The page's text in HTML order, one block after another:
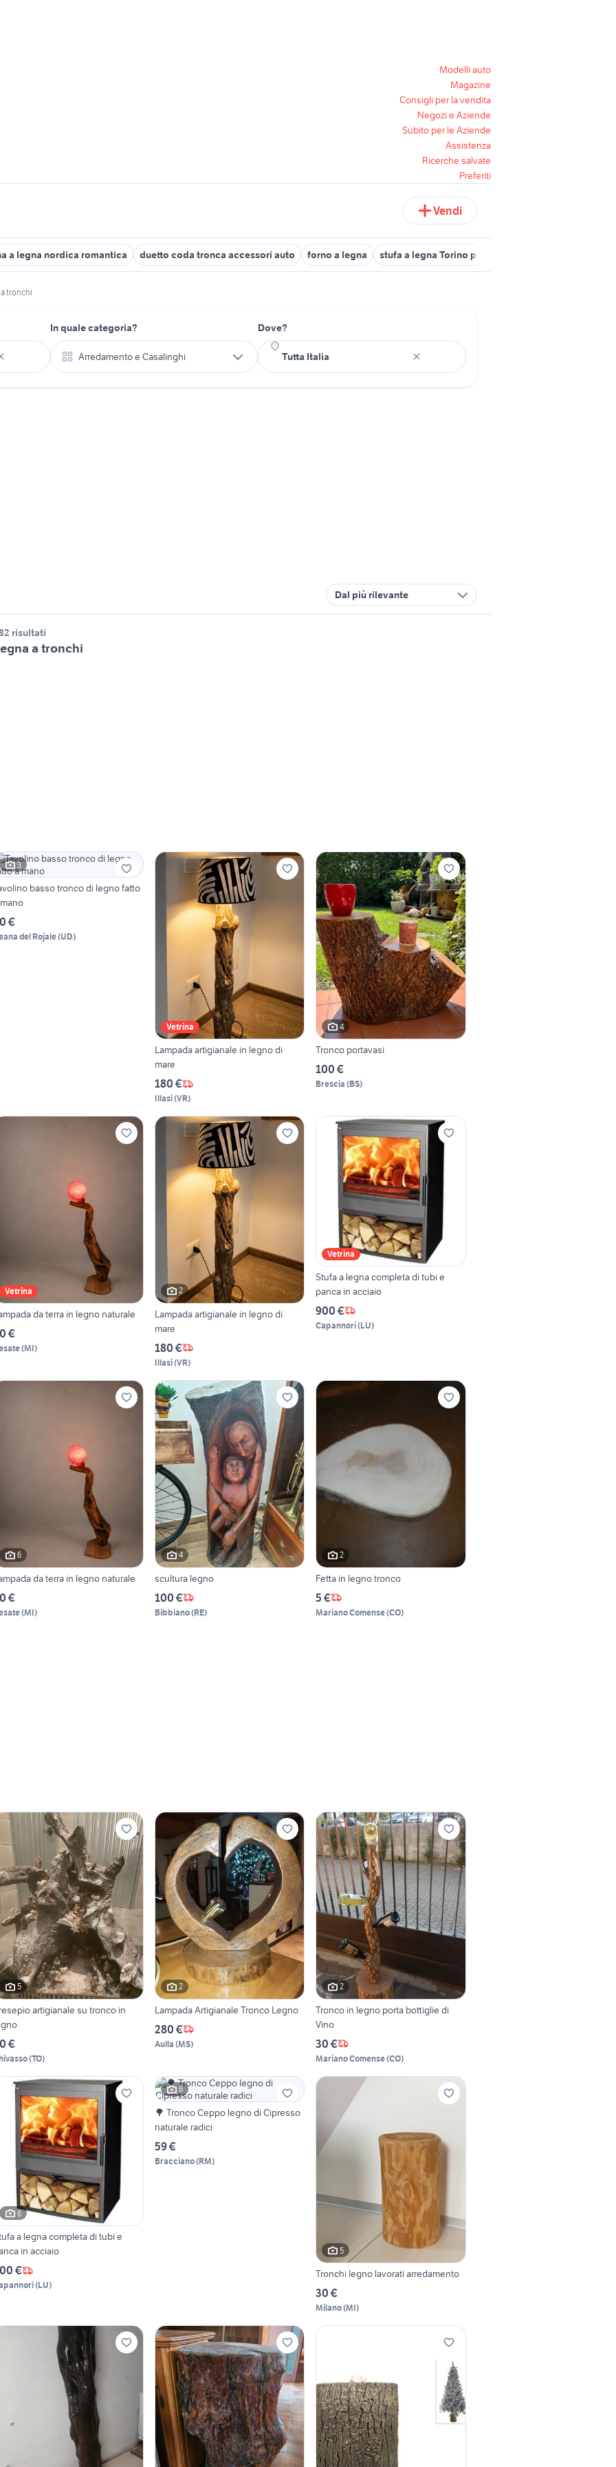
Modelli auto
Magazine
Consigli per la vendita
Negozi e Aziende
Subito per le Aziende
Assistenza
Ricerche salvate
Preferiti
Vendi
a legna nordica romantica duetto coda tronca accessori auto forno a legna stufa a legna Torino provincia
tronchi
In quale categoria?
Arredamento e Casalinghi
Dove?
Dal più rilevante
risultati
a tronchi
3
basso tronco di legno fatto
€
del Rojale(UD)
Vetrina
Lampada artigianale in legno di
mare
180 €
Illasi(VR)
4
Tronco portavasi
100 €
Brescia (BS)
Vetrina
da terra in legno naturale
€
(MI)
2
Lampada artigianale in legno di
mare
180 €
Illasi(VR)
Vetrina
Stufa a legna completa di tubi e
panca in acciaio
900 €
Capannori(LU)
6
da terra in legno naturale
€
(MI)
4
scultura legno
100 €
Bibbiano(RE)
2
Fetta in legno tronco
5 €
Mariano Comense(CO)
5
artigianale su tronco in
€
(TO)
2
Lampada Artigianale Tronco Legno
280 €
Aulla (MS)
2
Tronco in legno porta bottiglie di
Vino
30 €
Mariano Comense(CO)
6
a legna completa di tubi e
in acciaio
€
(LU)
6
🌳 Tronco Ceppo legno di Cipresso
naturale radici
59 €
Bracciano(RM)
5
Tronchi legno lavorati arredamento
30 €
Milano(MI)